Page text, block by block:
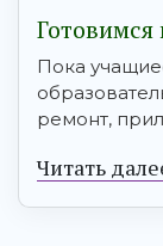
Готовимся
Пока
ремонт,
Читать